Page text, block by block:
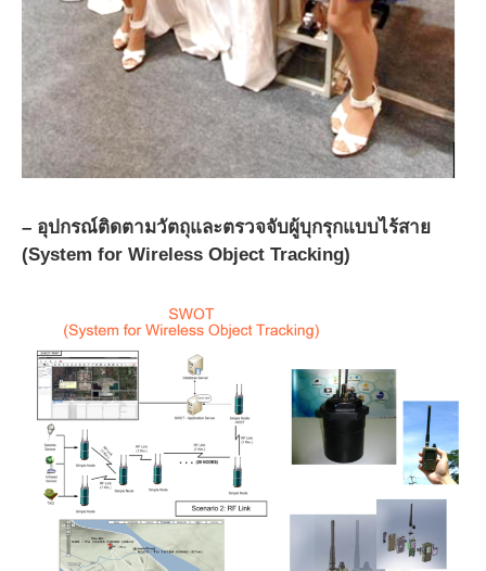
– อุปกรณ์ติดตามวัตถุและตรวจจับผู้บุกรุกแบบไร้สาย
(System for Wireless Object Tracking)